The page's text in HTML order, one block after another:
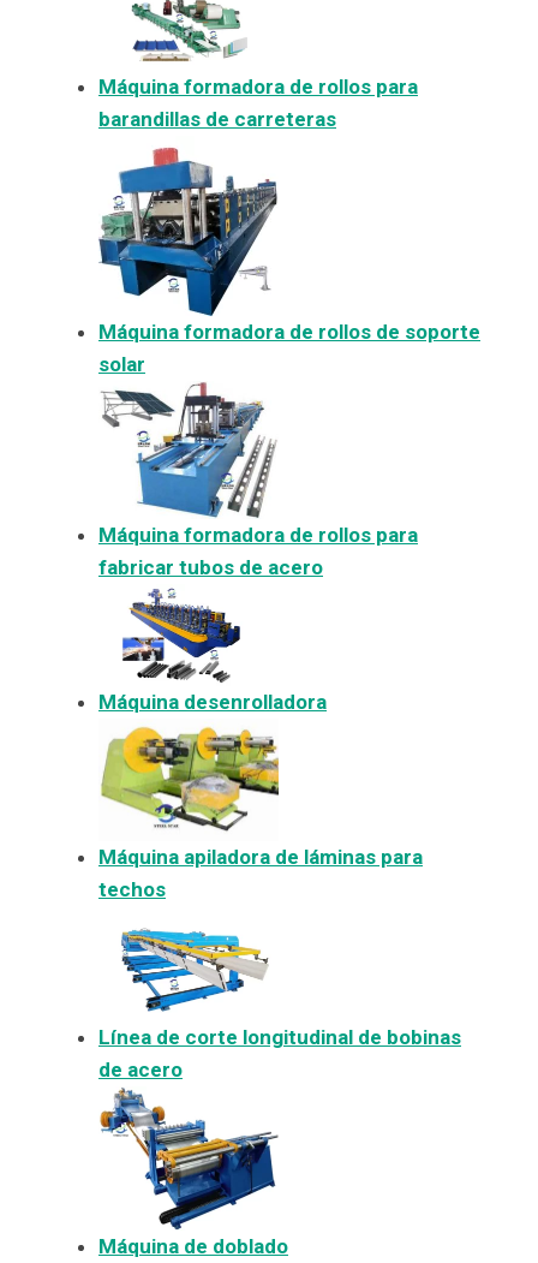
Máquina formadora de rollos para
barandillas de carreteras
Máquina formadora de rollos de soporte
solar
Máquina formadora de rollos para
fabricar tubos de acero
Máquina desenrolladora
Máquina apiladora de láminas para
techos
Línea de corte longitudinal de bobinas
de acero
Máquina de doblado